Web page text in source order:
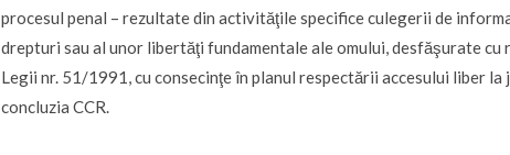
procesul penal – rezultate din activităţile specifice culegerii de
drepturi sau al unor libertăţi fundamentale ale omului, desfăşurate
Legii nr. 51/1991, cu consecinţe în planul respectării accesului liber
concluzia CCR.